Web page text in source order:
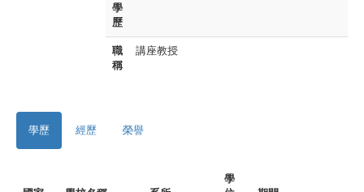
學
歷
職
稱
講座教授
學歷 經歷 榮譽
學